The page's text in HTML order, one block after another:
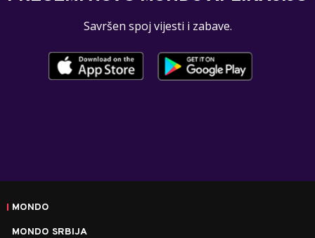
Savršen spoj vijesti i zabave.
MONDO
MONDO SRBIJA